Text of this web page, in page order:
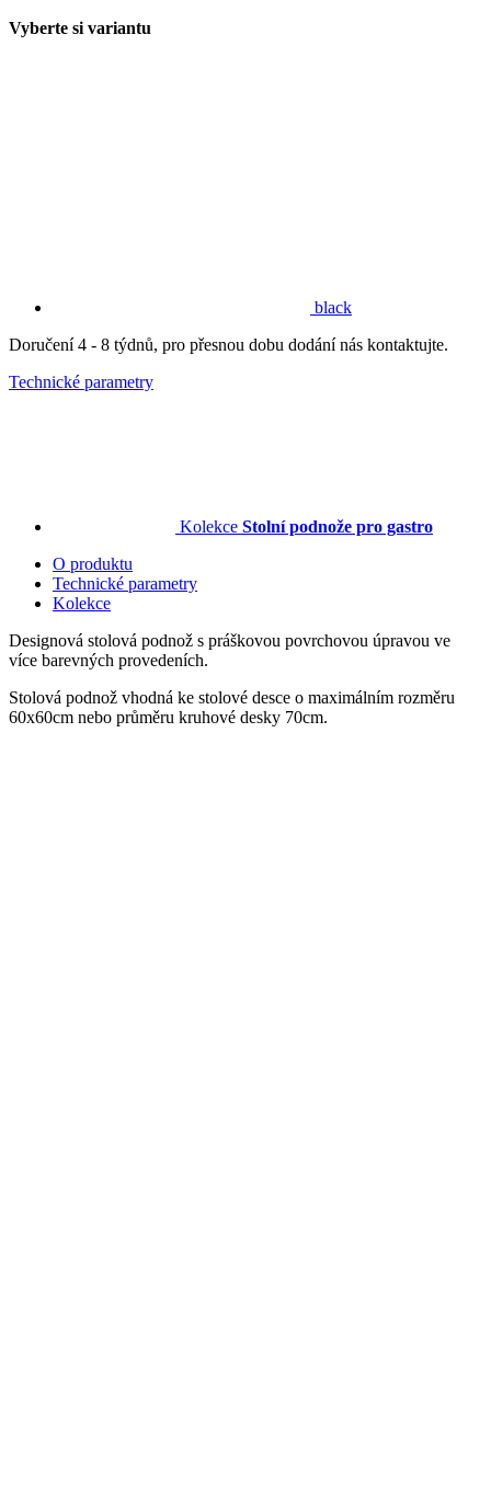
Vyberte si variantu
black
Doručení 4 - 8 týdnů, pro přesnou dobu dodání nás kontaktujte.
Technické parametry
Kolekce Stolní podnože pro gastro
O produktu
Technické parametry
Kolekce
Designová stolová podnož s práškovou povrchovou úpravou ve
více barevných provedeních.
Stolová podnož vhodná ke stolové desce o maximálním rozměru
60x60cm nebo průměru kruhové desky 70cm.